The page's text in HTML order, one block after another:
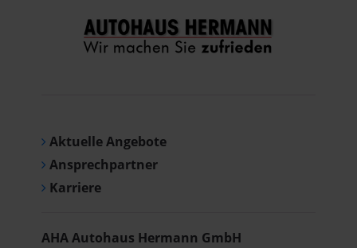
Aktuelle Angebote
Ansprechpartner
Karriere
AHA Autohaus Hermann GmbH